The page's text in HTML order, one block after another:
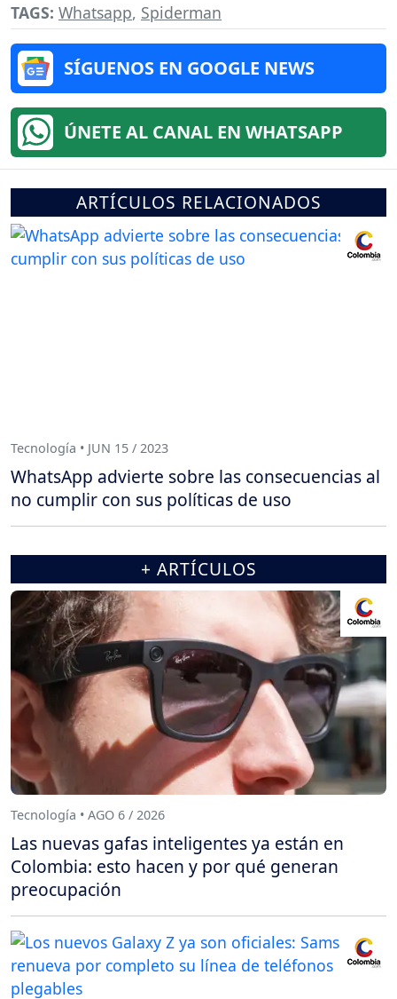
TAGS: Whatsapp, Spiderman
SÍGUENOS EN GOOGLE NEWS
ÚNETE AL CANAL EN WHATSAPP
ARTÍCULOS RELACIONADOS
Tecnología • JUN 15 / 2023
WhatsApp advierte sobre las consecuencias al
no cumplir con sus políticas de uso
+ ARTÍCULOS
Tecnología • AGO 6 / 2026
Las nuevas gafas inteligentes ya están en
Colombia: esto hacen y por qué generan
preocupación